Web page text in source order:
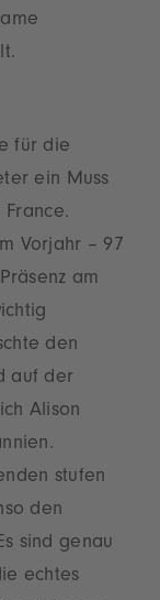
für die
ein Muss
France.
Vorjahr – 97
am
den
auf der
Alison
stufen
den
sind genau
echtes